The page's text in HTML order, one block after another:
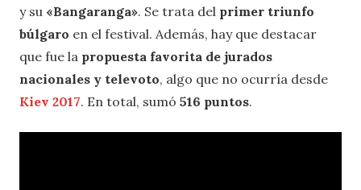
y su «Bangaranga». Se trata del primer triunfo
búlgaro en el festival. Además, hay que destacar
que fue la propuesta favorita de jurados
nacionales y televoto, algo que no ocurría desde
Kiev 2017. En total, sumó 516 puntos.